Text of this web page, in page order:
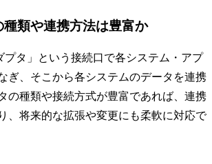
種類や連携方法は豊富か
プタ」という接続口で各システム・アプ
ぎ、そこから各システムのデータを連携
の種類や接続方式が豊富であれば、連携
、将来的な拡張や変更にも柔軟に対応で